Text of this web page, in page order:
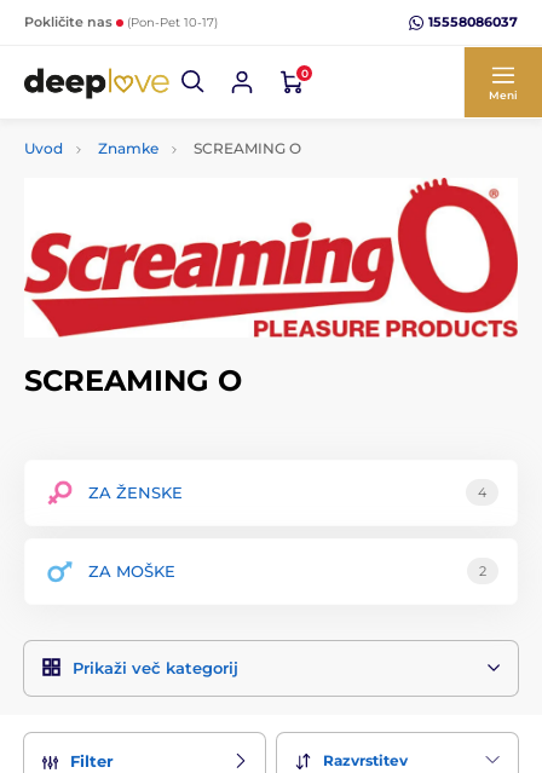
Pokličite nas (Pon-Pet 10-17) 15558086037
0
Meni
Uvod Znamke SCREAMING O
SCREAMING O
ZA ŽENSKE 4
ZA MOŠKE 2
Prikaži več kategorij
Filter Razvrstitev